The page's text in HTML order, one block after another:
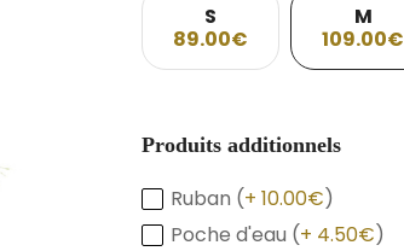
S
89.00€
M
109.00€
Produits additionnels
Ruban (+ 10.00€)
Poche d'eau (+ 4.50€)